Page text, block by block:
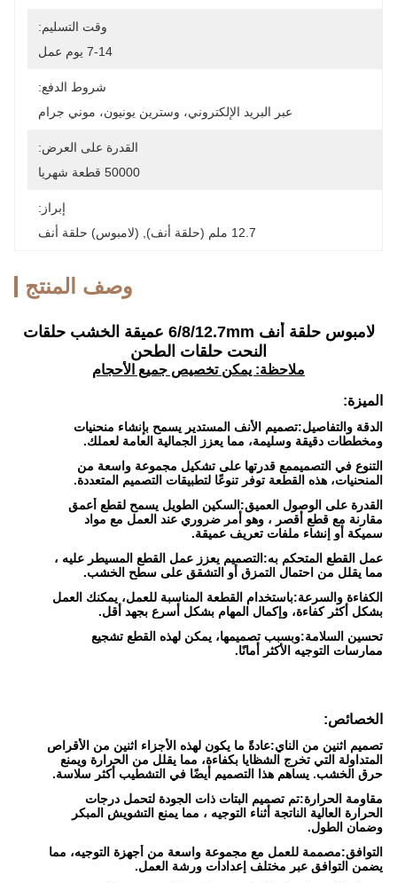
وقت التسليم:
7-14 يوم عمل
شروط الدفع:
عبر البريد الإلكتروني، وسترين يونيون، موني جرام
القدرة على العرض:
50000 قطعة شهريا
إبراز:
12.7 ملم (حلقة أنف)
(لامبوس) حلقة أنف
وصف المنتج
لامبوس حلقة أنف 6/8/12.7mm عميقة الخشب حلقات
النحت حلقات الطحن
ملاحظة: يمكن تخصيص جميع الأحجام
الميزة:
الدقة والتفاصيل:تصميم الأنف المستدير يسمح بإنشاء منحنيات
ومخططات دقيقة وسليمة، مما يعزز الجمالية العامة لعملك.
التنوع في التصميممع قدرتها على تشكيل مجموعة واسعة من
المنحنيات، هذه القطعة توفر تنوعًا لتطبيقات التصميم المتعددة.
القدرة على الوصول العميق: السكين الطويل يسمح لقطع أعمق
مقارنة مع قطع أقصر ، وهو أمر ضروري عند العمل مع مواد
سميكة أو إنشاء ملفات تعريف عميقة.
عمل القطع المتحكم به: التصميم يعزز عمل القطع المسيطر عليه ،
مما يقلل من احتمال التمزق أو التشقق على سطح الخشب.
الكفاءة والسرعة:باستخدام القطعة المناسبة للعمل، يمكنك العمل
بشكل أكثر كفاءة، وإكمال المهام بشكل أسرع بجهد أقل.
تحسين السلامة:وبسبب تصميمها، يمكن لهذه القطع تشجيع
ممارسات التوجيه الأكثر أمانًا.
الخصائص:
تصميم اثنين من الناي:عادةً ما يكون لهذه الأجزاء اثنين من الأقراص
المتداولة التي تخرج الشظايا بكفاءة، مما يقلل من الحرارة ويمنع
حرق الخشب. يساهم هذا التصميم أيضًا في التشطيب أكثر سلاسة.
مقاومة الحرارة:تم تصميم البتات ذات الجودة لتحمل درجات
الحرارة العالية الناتجة أثناء التوجيه ، مما يمنع التشويش المبكر
وضمان الطول.
التوافق:مصممة للعمل مع مجموعة واسعة من أجهزة التوجيه، مما
يضمن التوافق عبر مختلف إعدادات ورشة العمل.